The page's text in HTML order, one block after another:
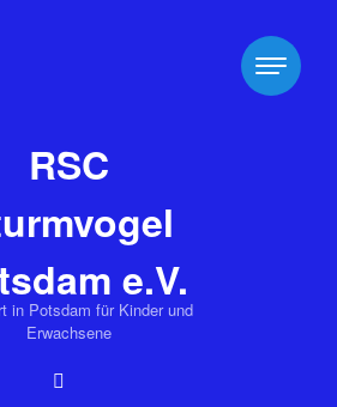
RSC
e.V.
in Potsdam für Kinder und
Erwachsene